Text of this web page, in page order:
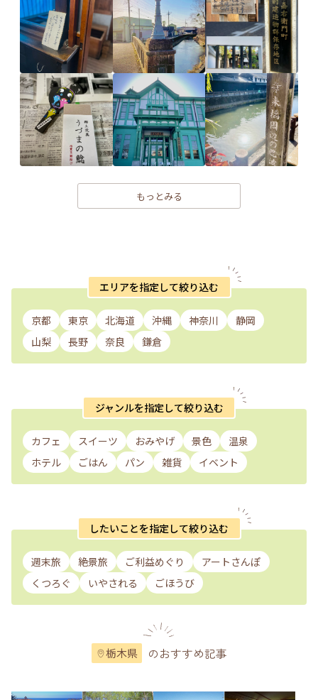
もっとみる
エリアを指定して絞り込む
京都 東京 北海道 沖縄 神奈川
静岡
山梨
長野 奈良 鎌倉
ジャンルを指定して絞り込む
カフェ スイーツ おみやげ 景色
温泉
ホテル
ごはん パン 雑貨 イベント
したいことを指定して絞り込む
週末旅 絶景旅 ご利益めぐり
アートさんぽ
くつろぐ
いやされる ごほうび
栃木県 のおすすめ記事